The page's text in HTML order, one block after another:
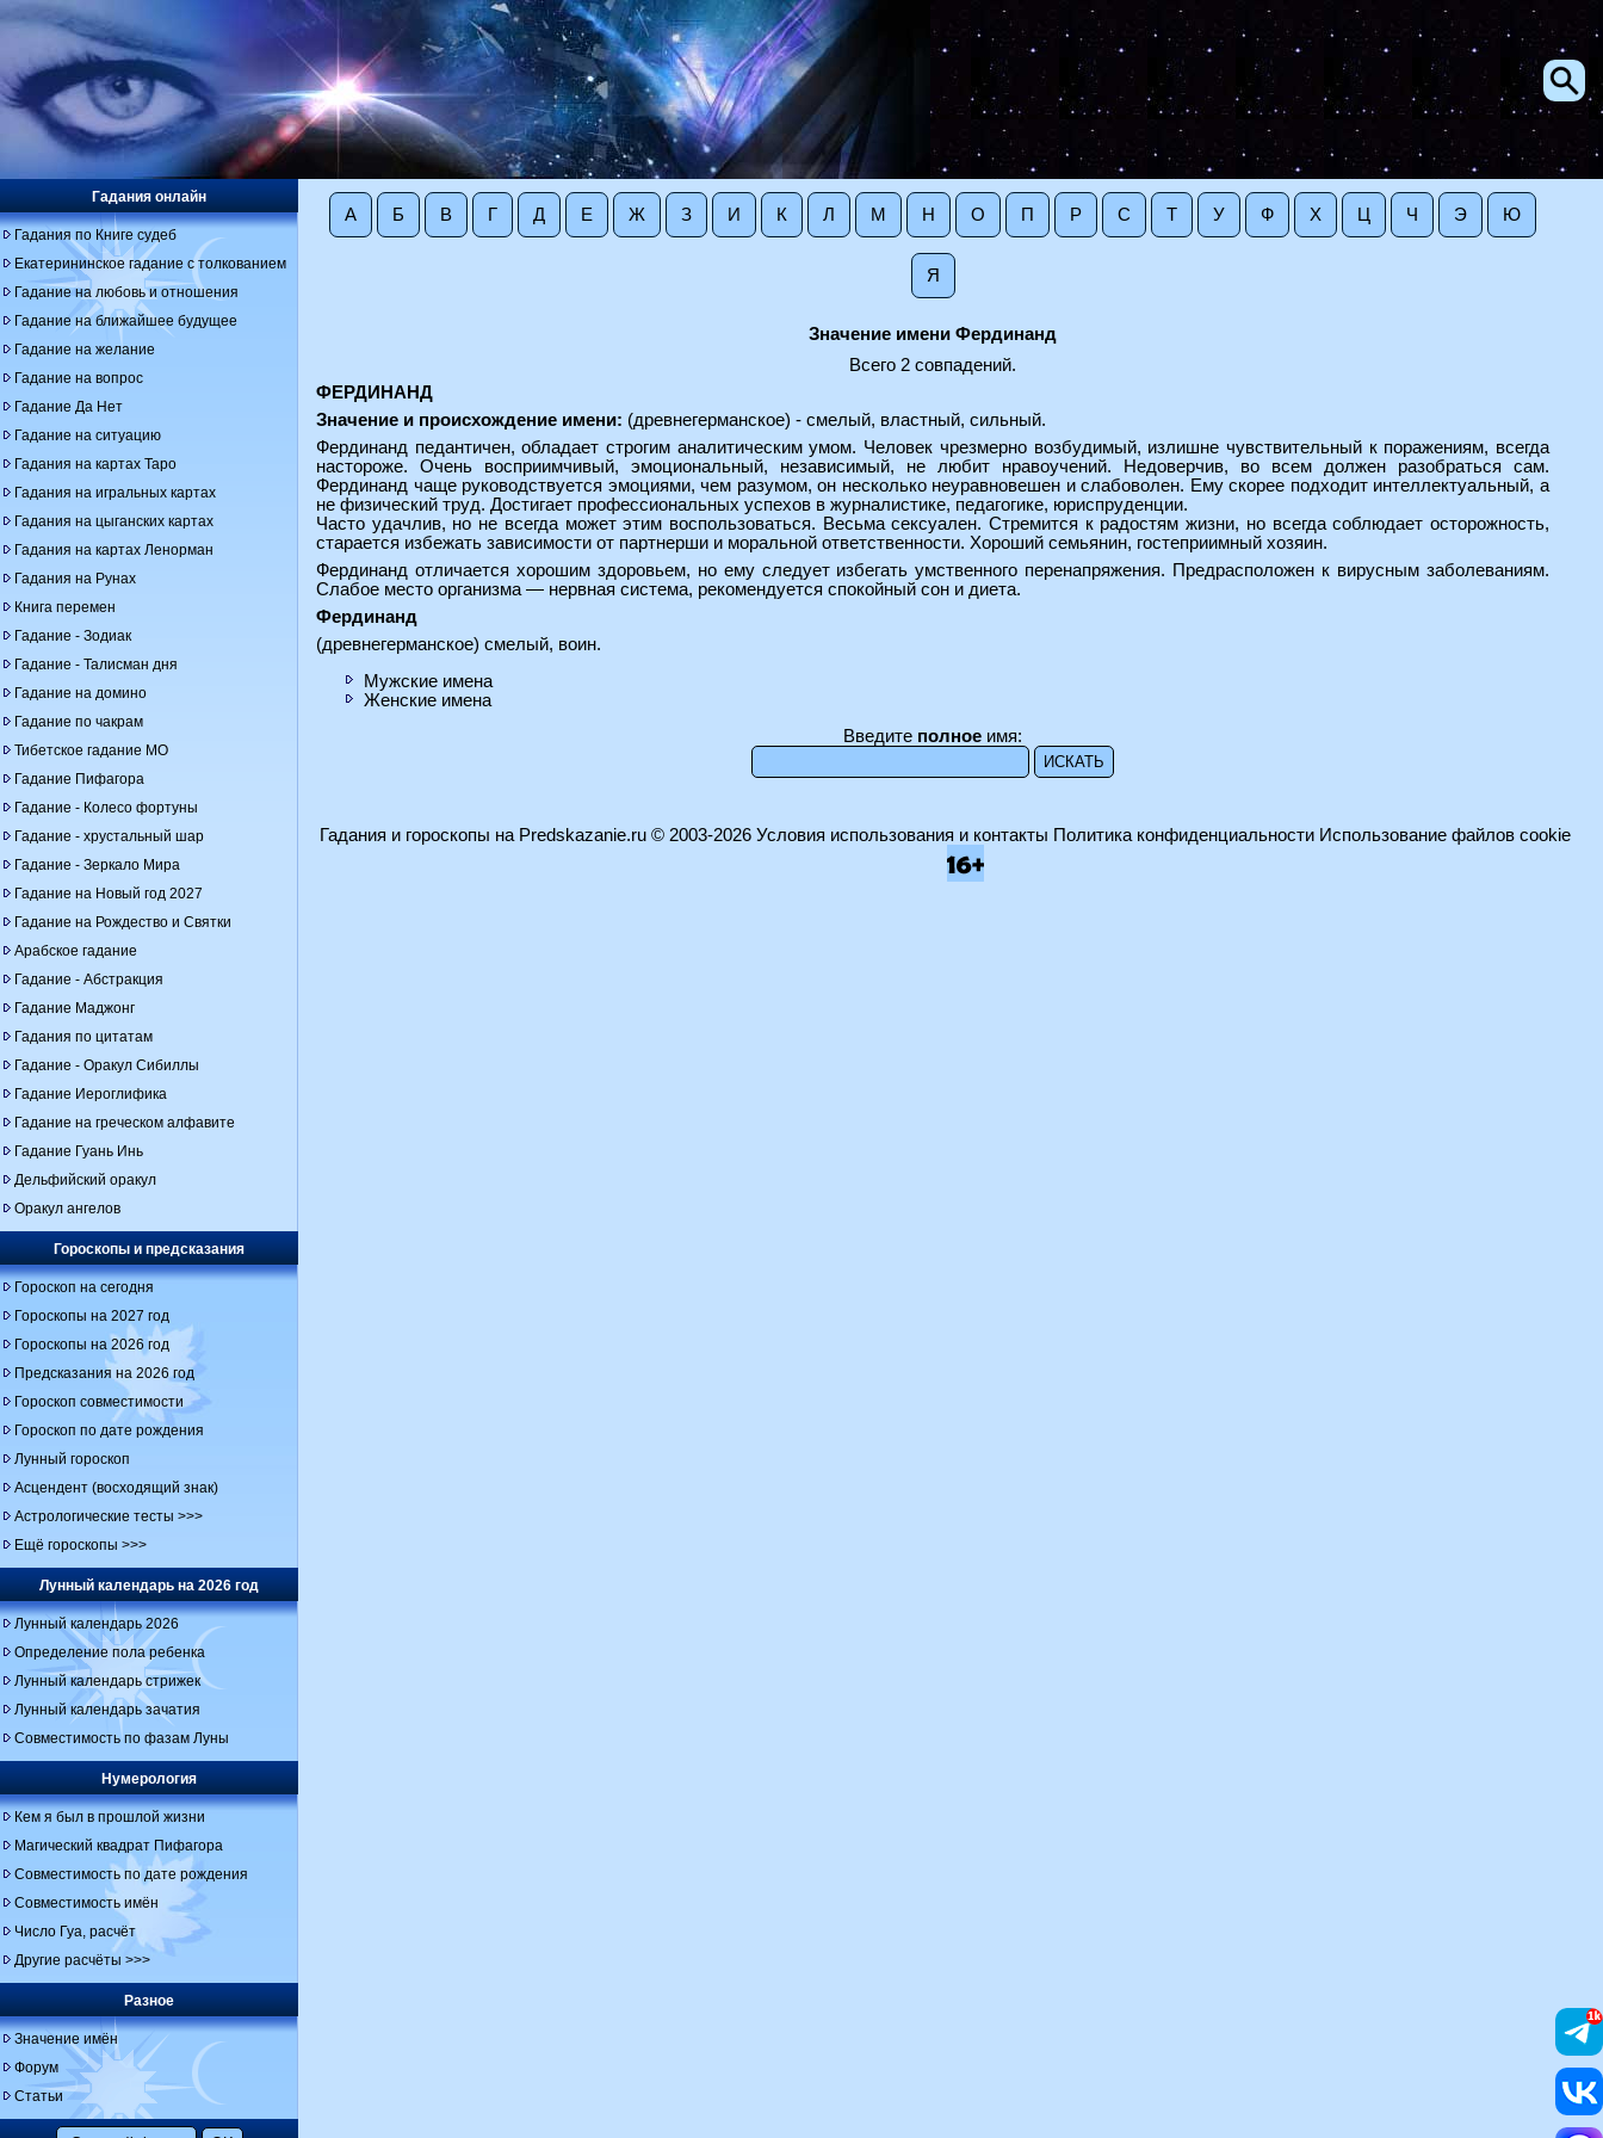
А Б В Г Д Е Ж З И К Л М Н О П Р С Т У Ф Х Ц Ч Э Ю
Я
Значение имени Фердинанд
Всего 2 совпадений.
ФЕРДИНАНД
Значение и происхождение имени: (древнегерманское) - смелый, властный, сильный.
Фердинанд педантичен, обладает строгим аналитическим умом. Человек чрезмерно возбудимый, излишне чувствительный к поражениям, всегда
настороже. Очень восприимчивый, эмоциональный, независимый, не любит нравоучений. Недоверчив, во всем должен разобраться сам.
Фердинанд чаще руководствуется эмоциями, чем разумом, он несколько неуравновешен и слабоволен. Ему скорее подходит интеллектуальный, а
не физический труд. Достигает профессиональных успехов в журналистике, педагогике, юриспруденции.
Часто удачлив, но не всегда может этим воспользоваться. Весьма сексуален. Стремится к радостям жизни, но всегда соблюдает осторожность,
старается избежать зависимости от партнерши и моральной ответственности. Хороший семьянин, гостеприимный хозяин.
Фердинанд отличается хорошим здоровьем, но ему следует избегать умственного перенапряжения. Предрасположен к вирусным заболеваниям.
Слабое место организма — нервная система, рекомендуется спокойный сон и диета.
Фердинанд
(древнегерманское) смелый, воин.
Мужские имена
Женские имена
Введите полное имя:
Гадания онлайн
Гадания по Книге судеб
Екатерининское гадание с толкованием
Гадание на любовь и отношения
Гадание на ближайшее будущее
Гадание на желание
Гадание на вопрос
Гадание Да Нет
Гадание на ситуацию
Гадания на картах Таро
Гадания на игральных картах
Гадания на цыганских картах
Гадания на картах Ленорман
Гадания на Рунах
Книга перемен
Гадание - Зодиак
Гадание - Талисман дня
Гадание на домино
Гадание по чакрам
Тибетское гадание МО
Гадание Пифагора
Гадание - Колесо фортуны
Гадание - хрустальный шар
Гадание - Зеркало Мира
Гадание на Новый год 2027
Гадание на Рождество и Святки
Арабское гадание
Гадание - Абстракция
Гадание Маджонг
Гадания по цитатам
Гадание - Оракул Сибиллы
Гадание Иероглифика
Гадание на греческом алфавите
Гадание Гуань Инь
Дельфийский оракул
Оракул ангелов
Гороскопы и предсказания
Гороскоп на сегодня
Гороскопы на 2027 год
Гороскопы на 2026 год
Предсказания на 2026 год
Гороскоп совместимости
Гороскоп по дате рождения
Лунный гороскоп
Асцендент (восходящий знак)
Астрологические тесты >>>
Ещё гороскопы >>>
Лунный календарь на 2026 год
Лунный календарь 2026
Определение пола ребенка
Лунный календарь стрижек
Лунный календарь зачатия
Совместимость по фазам Луны
Нумерология
Кем я был в прошлой жизни
Магический квадрат Пифагора
Совместимость по дате рождения
Совместимость имён
Число Гуа, расчёт
Другие расчёты >>>
Разное
Значение имён
Форум
Статьи
Гадания и гороскопы на Predskazanie.ru© 2003-2026 Условия использования и контакты Политика конфиденциальности Использование файлов cookie